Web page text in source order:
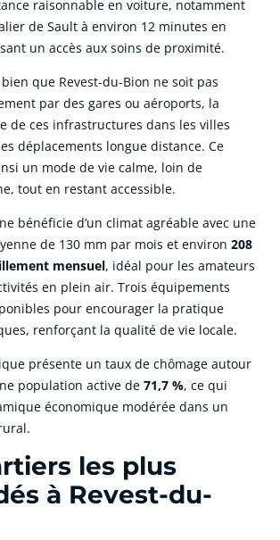
raisonnable en voiture, notamment
de Sault à environ 12 minutes en
un accès aux soins de proximité.
que Revest-du-Bion ne soit pas
par des gares ou aéroports, la
de ces infrastructures dans les villes
déplacements longue distance. Ce
un mode de vie calme, loin de
tout en restant accessible.
bénéficie d’un climat agréable avec une
de 130 mm par mois et environ 208
mensuel, idéal pour les amateurs
en plein air. Trois équipements
pour encourager la pratique
renforçant la qualité de vie locale.
présente un taux de chômage autour
population active de 71,7 %, ce qui
économique modérée dans un
les plus
à Revest-du-